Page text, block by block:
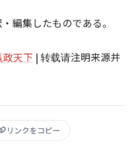
編集したものである。
天下 | 转载请注明来源并
リンクをコピー